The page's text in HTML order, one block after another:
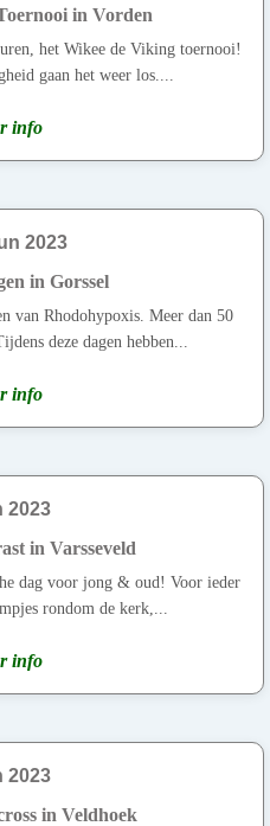
in Vorden
het Wikee de Viking toernooi!
gaan het weer los....
info
2023
in Gorssel
van Rhodohypoxis. Meer dan 50
deze dagen hebben...
info
2023
in Varsseveld
dag voor jong & oud! Voor ieder
rondom de kerk,...
info
2023
in Veldhoek